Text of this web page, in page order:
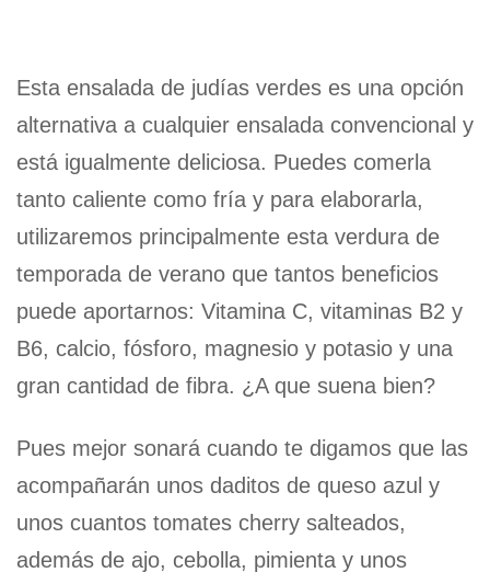
Esta ensalada de judías verdes es una opción
alternativa a cualquier ensalada convencional y
está igualmente deliciosa. Puedes comerla
tanto caliente como fría y para elaborarla,
utilizaremos principalmente esta verdura de
temporada de verano que tantos beneficios
puede aportarnos: Vitamina C, vitaminas B2 y
B6, calcio, fósforo, magnesio y potasio y una
gran cantidad de fibra. ¿A que suena bien?
Pues mejor sonará cuando te digamos que las
acompañarán unos daditos de queso azul y
unos cuantos tomates cherry salteados,
además de ajo, cebolla, pimienta y unos